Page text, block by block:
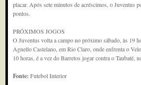
placar. Após sete minutos de acréscimos, o Juventus
pontos.
PRÓXIMOS JOGOS
O Juventus volta a campo no próximo sábado, às 19
Agnello Castelano, em Rio Claro, onde enfrenta o
10 horas, é a vez do Barretos jogar contra o Taubaté,
Fonte:Futebol Interior